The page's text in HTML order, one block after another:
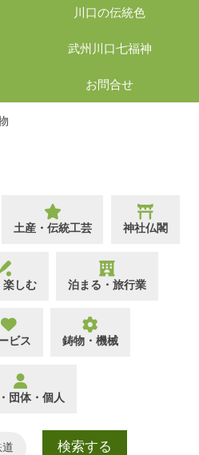
川口の伝統色
武州川口七福神
お問合せ
土産・伝統工芸 神社仏閣
楽しむ 泊まる・旅行業
ビス 鋳物・機械
団体・個人